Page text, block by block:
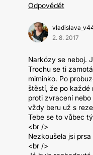
Odpovědět
2. 8. 2017
Narkózy se neboj.
Trochu se ti
miminko. Po
štěstí, že po každé
proti zvracení
vždy beru už s
Tebe se to vůbec
<br />
Nezkoušela jsi
<br />